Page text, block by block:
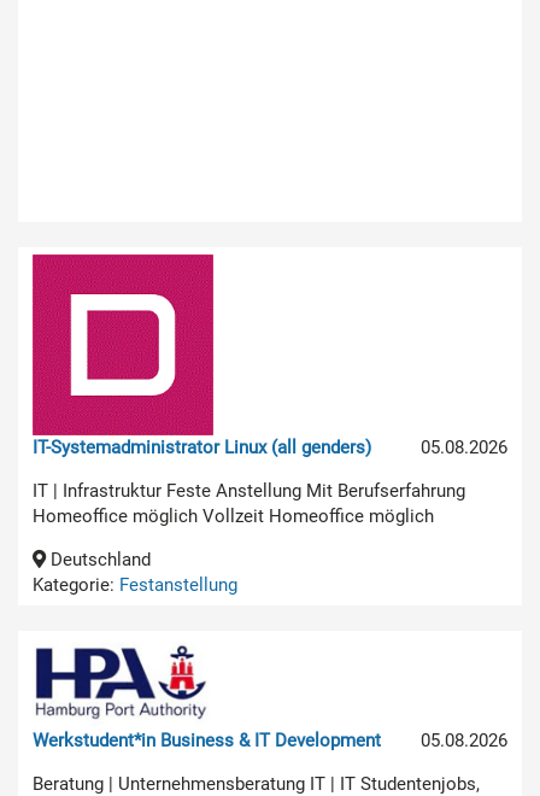
05.08.2026
IT-Systemadministrator Linux (all genders)
IT | Infrastruktur Feste Anstellung Mit Berufserfahrung
Homeoffice möglich Vollzeit Homeoffice möglich
Deutschland
Kategorie: Festanstellung
05.08.2026
Werkstudent*in Business & IT Development
Beratung | Unternehmensberatung IT | IT Studentenjobs,